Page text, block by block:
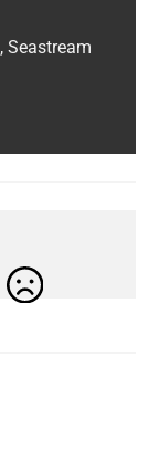
, Seastream